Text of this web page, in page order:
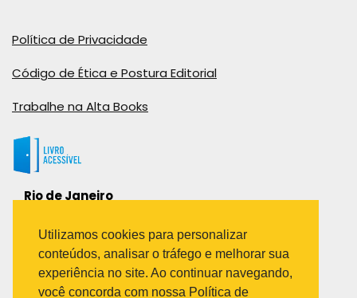
Política de Privacidade
Código de Ética e Postura Editorial
Trabalhe na Alta Books
Rio de Janeiro
Bairro Industrial do Jacaré
Rio de Janeiro – RJ – CEP: 20970-031
Telefone:
(21) 3278-8069
Utilizamos cookies para personalizar
conteúdos, analisar o tráfego e melhorar sua
experiência no site. Ao continuar navegando,
você concorda com nossa Política de